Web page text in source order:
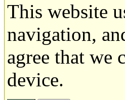
This website
navigation,
agree that we
device.